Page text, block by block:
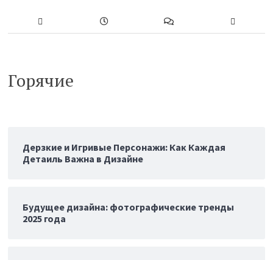
Горячие
Дерзкие и Игривые Персонажи: Как Каждая
Детаиль Важна в Дизайне
Будущее дизайна: фотографические тренды
2025 года